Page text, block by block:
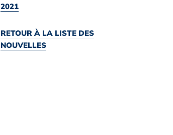
2021
RETOUR À LA LISTE DES
NOUVELLES